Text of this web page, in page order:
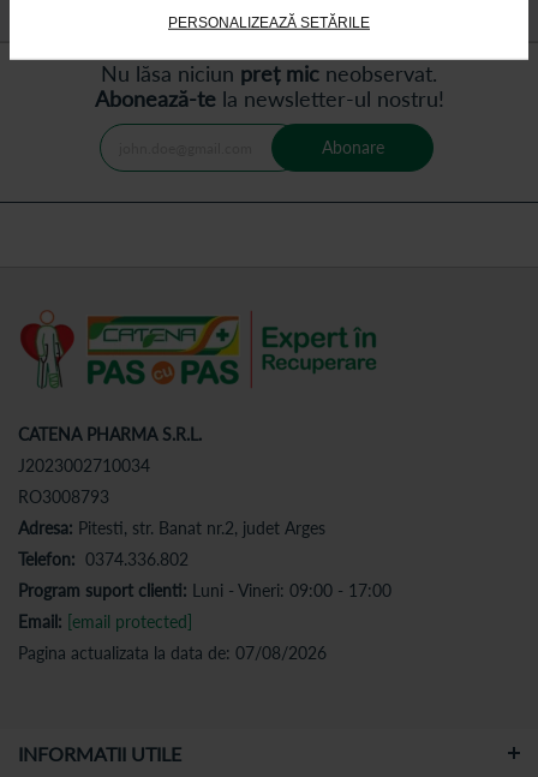
PERSONALIZEAZĂ SETĂRILE
Nu lăsa niciun preț mic neobservat.
Abonează-tela newsletter-ul nostru!
Abonare
CATENA PHARMA S.R.L.
J2023002710034
RO3008793
Adresa: Pitesti, str. Banat nr.2, judet Arges
Telefon: 0374.336.802
Program suport clienti: Luni - Vineri: 09:00 - 17:00
Email: [email protected]
Pagina actualizata la data de: 07/08/2026
INFORMATII UTILE